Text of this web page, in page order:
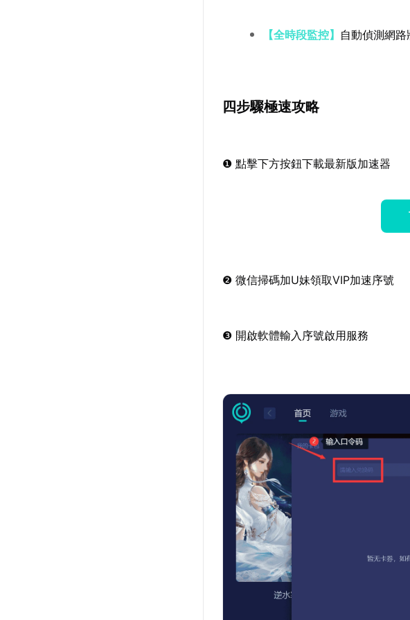
【全時段監控】 自動偵測網路
四步驟極速攻略
❶ 點擊下方按鈕下載最新版加速器
❷ 微信掃碼加U妹領取VIP加速序號
❸ 開啟軟體輸入序號啟用服務